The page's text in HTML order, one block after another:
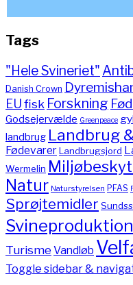
Tags
"Hele Svineriet"
Danish Crown
EUfisk Forskning
Godsejervælde Greenpeace
landbrug Landbrug
FødevarerLandbrugsjord
Wermelin
Natur Naturstyrelsen PFAS
Sprøjtemidler
Svineproduktion
TurismeVandløb
Toggle sidebar &